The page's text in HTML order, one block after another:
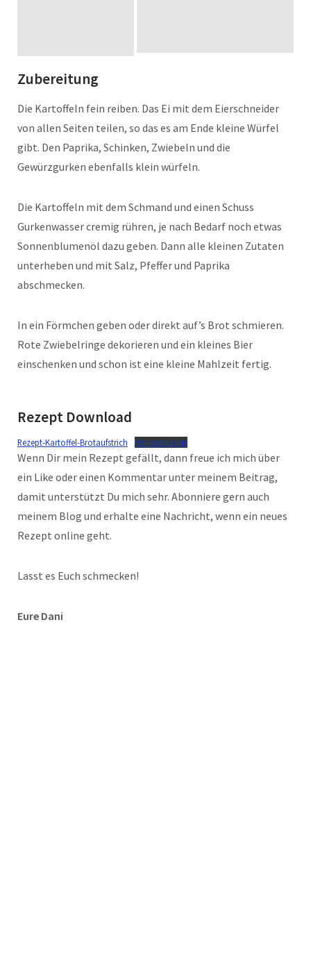
Zubereitung
Die Kartoffeln fein reiben. Das Ei mit dem Eierschneider
von allen Seiten teilen, so das es am Ende kleine Würfel
gibt. Den Paprika, Schinken, Zwiebeln und die
Gewürzgurken ebenfalls klein würfeln.
Die Kartoffeln mit dem Schmand und einen Schuss
Gurkenwasser cremig rühren, je nach Bedarf noch etwas
Sonnenblumenöl dazu geben. Dann alle kleinen Zutaten
unterheben und mit Salz, Pfeffer und Paprika
abschmecken.
In ein Förmchen geben oder direkt auf’s Brot schmieren.
Rote Zwiebelringe dekorieren und ein kleines Bier
einschenken und schon ist eine kleine Mahlzeit fertig.
Rezept Download
Rezept-Kartoffel-Brotaufstrich Herunterladen
Wenn Dir mein Rezept gefällt, dann freue ich mich über
ein Like oder einen Kommentar unter meinem Beitrag,
damit unterstützt Du mich sehr. Abonniere gern auch
meinem Blog und erhalte eine Nachricht, wenn ein neues
Rezept online geht.
Lasst es Euch schmecken!
Eure Dani